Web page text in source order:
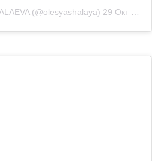
(@olesyashalaya) 29 Окт 2019 в 5:21 PDT